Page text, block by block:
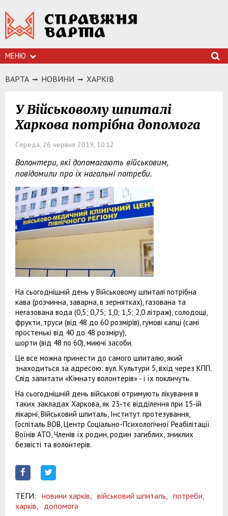
МЕНЮ
ВАРТА НОВИНИ ХАРКIВ
У Військовому шпиталі
Харкова потрібна допомога
Середа, 26 червня 2019, 10:12
Волонтери, які допомагають військовим,
повідомили про їх нагальні потреби.
На сьогоднішній день у Військовому шпиталі потрібна
кава (розчинна, заварна, в зернятках), газована та
негазована вода (0,5; 0,75; 1,0; 1,5; 2,0 літраж), солодощі,
фрукти, труси (від 48 до 60 розмірів), гумові капці (самі
простенькі від 40 до 48 розміру),
шорти (від 48 по 60), миючі засоби.
Це все можна принести до самого шпиталю, який
знаходиться за адресою: вул. Культури 5, вхід через КПП.
Слід запитати «Кімнату волонтерів» - і їх покличуть.
На сьогоднішній день військові отримують лікування в
таких закладах Харкова, як 23-тє відділення при 15-ій
лікарні, Військовий шпиталь, Інститут протезування,
Госпіталь ВОВ, Центр Соціально-Психологічної Реабілітації
Воїнів АТО, Членів їх родин, родин загиблих, зниклих
безвісті та волонтерів.
ТЕГИ: новини харків, військовий шпиталь,
потреби,
харків,
допомога